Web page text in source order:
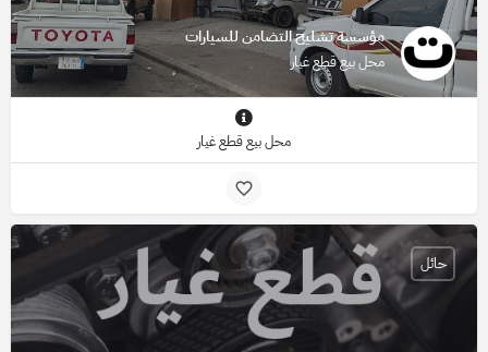
مؤسسة تشليح التضامن للسيارات
محل بيع قطع غيار
محل بيع قطع غيار
حائل